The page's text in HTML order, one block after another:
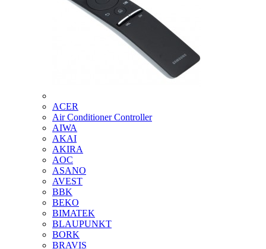
ACER
Air Conditioner Controller
AIWA
AKAI
AKIRA
AOC
ASANO
AVEST
BBK
BEKO
BIMATEK
BLAUPUNKT
BORK
BRAVIS